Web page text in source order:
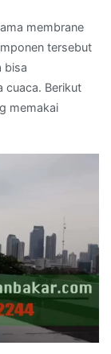
membrane
tersebut
bisa
cuaca. Berikut
memakai